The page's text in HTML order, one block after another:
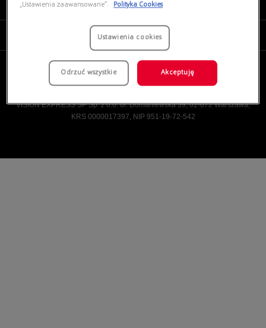
PRODUKTY I USŁUGI
VISION EXPRESS SP Sp. z o.o. ul. Domaniewska 39, 02-672 Warszawa,
KRS 0000017397, NIP 951-19-72-542
„Ustawienia zaawansowane”.
Polityka Cookies
Ustawienia cookies
Odrzuć wszystkie Akceptuję